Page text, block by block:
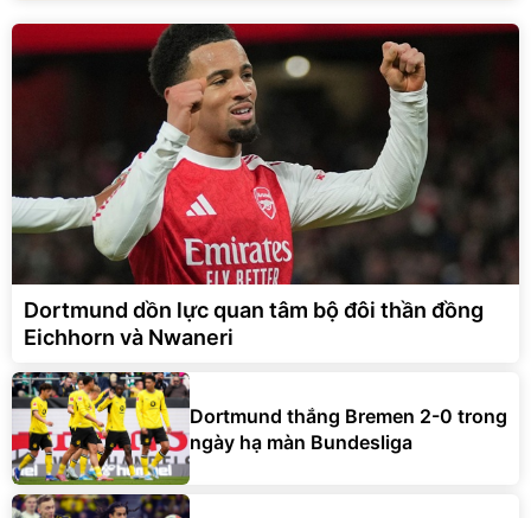
Dortmund dồn lực quan tâm bộ đôi thần đồng
Eichhorn và Nwaneri
Dortmund thắng Bremen 2-0 trong
ngày hạ màn Bundesliga